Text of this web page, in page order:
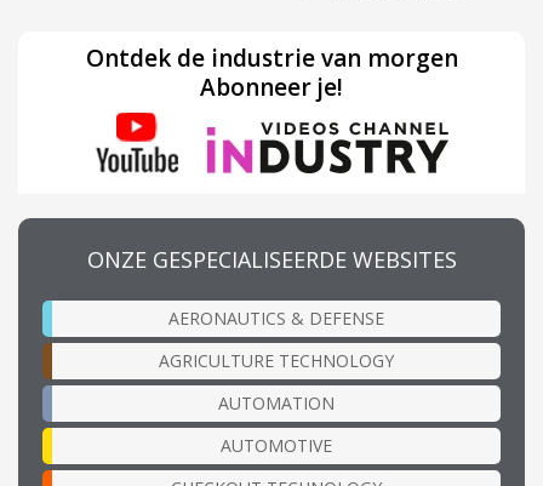
Ontdek de industrie van morgen
Abonneer je!
ONZE GESPECIALISEERDE WEBSITES
AERONAUTICS & DEFENSE
AGRICULTURE TECHNOLOGY
AUTOMATION
AUTOMOTIVE